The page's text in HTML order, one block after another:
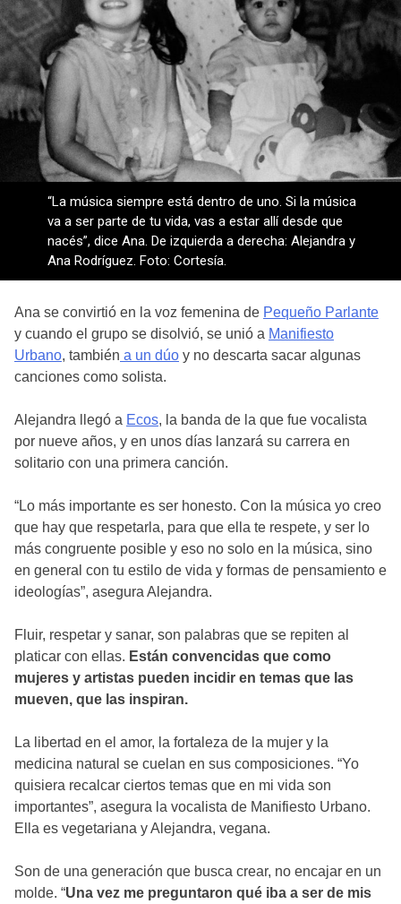
“La música siempre está dentro de uno. Si la música
va a ser parte de tu vida, vas a estar allí desde que
nacés”, dice Ana. De izquierda a derecha: Alejandra y
Ana Rodríguez. Foto: Cortesía.
Ana se convirtió en la voz femenina de Pequeño Parlante
y cuando el grupo se disolvió, se unió a Manifiesto
Urbano, también a un dúo y no descarta sacar algunas
canciones como solista.
Alejandra llegó a Ecos, la banda de la que fue vocalista
por nueve años, y en unos días lanzará su carrera en
solitario con una primera canción.
“Lo más importante es ser honesto. Con la música yo creo
que hay que respetarla, para que ella te respete, y ser lo
más congruente posible y eso no solo en la música, sino
en general con tu estilo de vida y formas de pensamiento e
ideologías”, asegura Alejandra.
Fluir, respetar y sanar, son palabras que se repiten al
platicar con ellas. Están convencidas que como
mujeres y artistas pueden incidir en temas que las
mueven, que las inspiran.
La libertad en el amor, la fortaleza de la mujer y la
medicina natural se cuelan en sus composiciones. “Yo
quisiera recalcar ciertos temas que en mi vida son
importantes”, asegura la vocalista de Manifiesto Urbano.
Ella es vegetariana y Alejandra, vegana.
Son de una generación que busca crear, no encajar en un
molde. “Una vez me preguntaron qué iba a ser de mis